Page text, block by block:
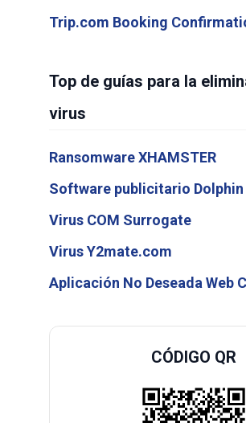
Trip.com Booking
Top de guías para la
virus
Ransomware XHAMSTER
Software publicitario Dolphin
Virus COM Surrogate
Virus Y2mate.com
Aplicación No Deseada Web
CÓDIGO QR